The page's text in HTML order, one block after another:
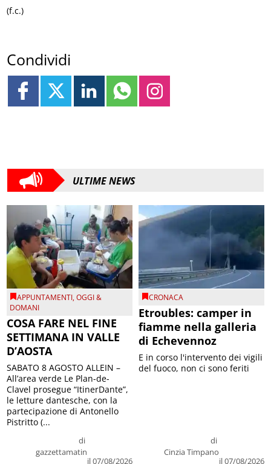
(f.c.)
Condividi
ULTIME NEWS
APPUNTAMENTI,OGGI &
DOMANI
COSA FARE NEL FINE
SETTIMANA IN VALLE
D’AOSTA
di
gazzettamatin
il 07/08/2026
SABATO 8 AGOSTO ALLEIN –
All’area verde Le Plan-de-
Clavel prosegue “ItinerDante”,
le letture dantesche, con la
partecipazione di Antonello
Pistritto (...
CRONACA
Etroubles: camper in
fiamme nella galleria
di Echevennoz
di
Cinzia Timpano
il 07/08/2026
E in corso l'intervento dei vigili
del fuoco, non ci sono feriti